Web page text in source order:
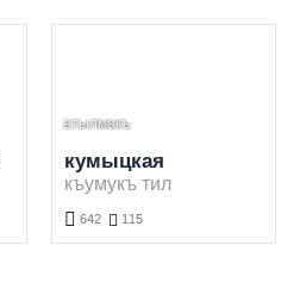
атылмакъ
кумыцкая
къумукъ тил
 642  115